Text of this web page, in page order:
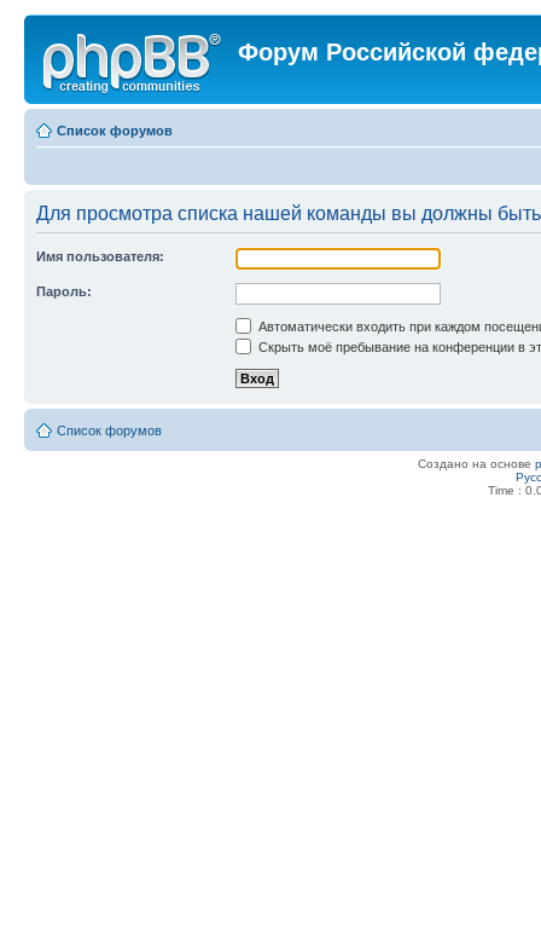
Форум Российской
Список форумов
Для просмотра списка нашей команды вы должны
Имя пользователя:
Пароль:
Автоматически входить при каждом
Скрыть моё пребывание на конференции в
Список форумов
Создано на основе
Time :